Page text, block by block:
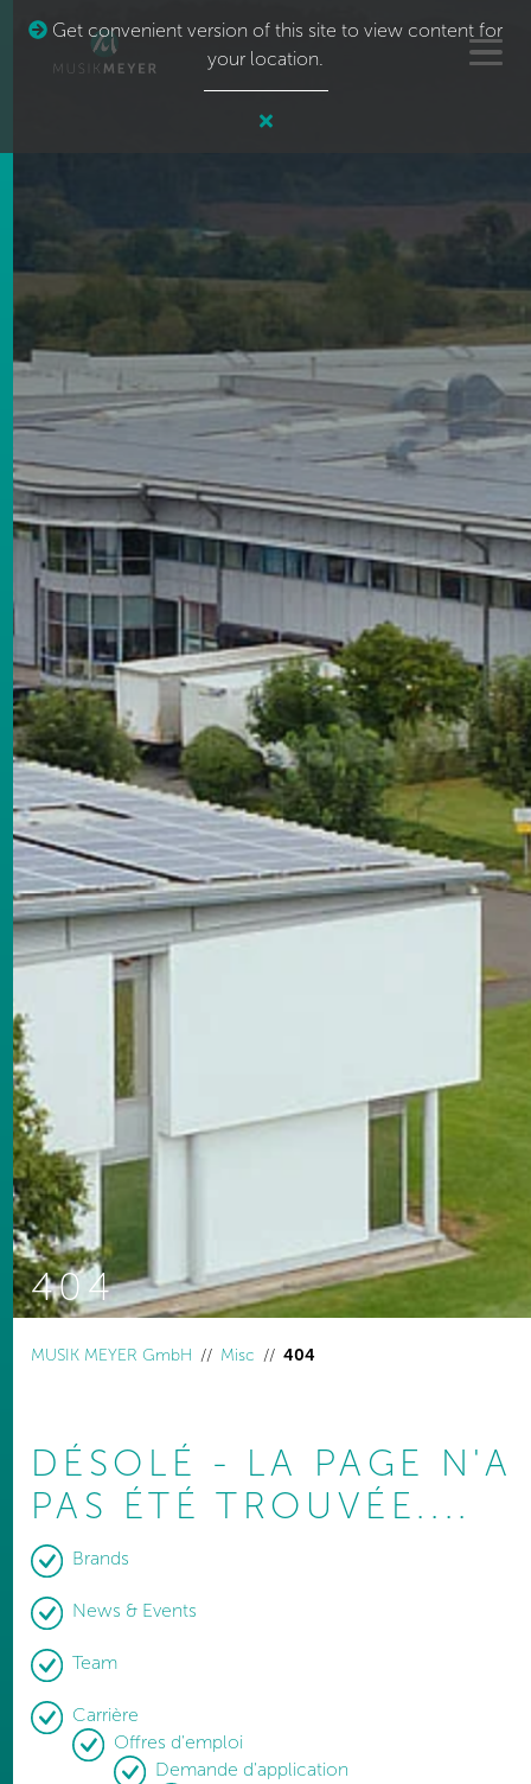
Get convenient version of this site to view content for
your location.
404
MUSIK MEYER GmbH
Misc 404
DÉSOLÉ - LA PAGE N'A
PAS ÉTÉ TROUVÉE....
Brands
News & Events
Team
Carrière
Offres d'emploi
Demande d'application